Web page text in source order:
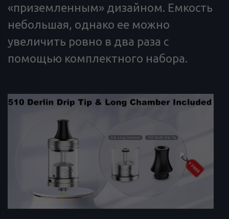
«приземленным» дизайном. Емкость
небольшая, однако ее можно
увеличить ровно в два раза с
помощью комплектного набора.